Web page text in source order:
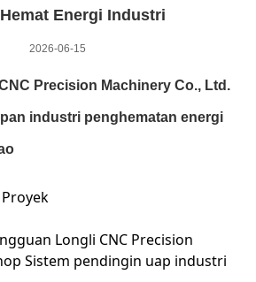
Energi Industri
2026-06-15
Precision Machinery Co., Ltd.
industri penghematan energi
Longli CNC Precision
Sistem pendingin uap industri